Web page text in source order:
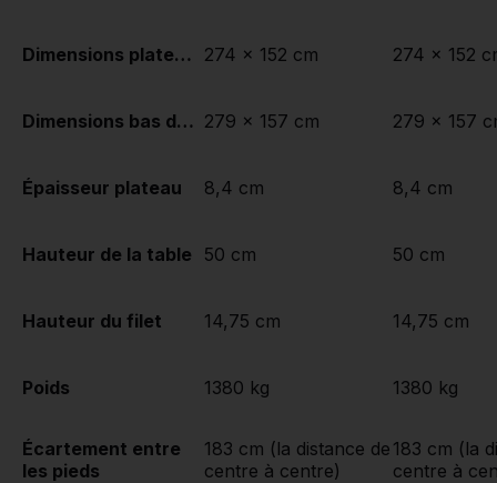
Dimensions plateau de jeu (L x l)
Dimensions bas de plateau de jeu
Épaisseur plateau
Hauteur de la table
Hauteur du filet
Poids
Écartement entre
les pieds
274 x 152 cm
279 x 157 cm
8,4 cm
50 cm
14,75 cm
1380 kg
183 cm (la distance de
centre à centre)
274 x 152
279 x 157
8,4 cm
50 cm
14,75 cm
1380 kg
183 cm (la
centre à